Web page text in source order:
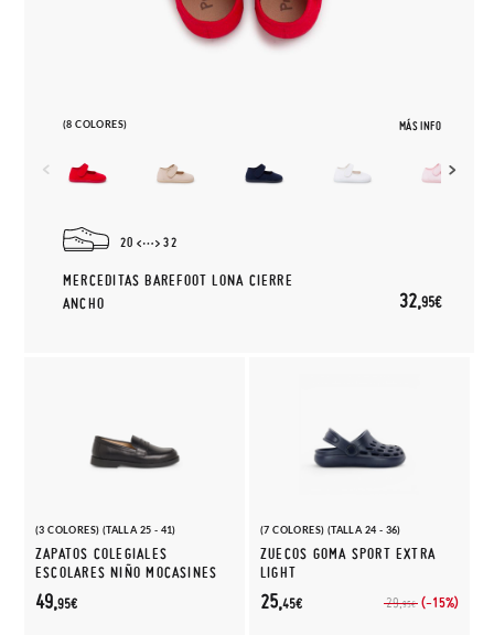
(8 COLORES) MÁS INFO
20 32
MERCEDITAS BAREFOOT LONA CIERRE
ANCHO
32,95€
(3 COLORES) (TALLA 25 - 41)
ZAPATOS COLEGIALES
ESCOLARES NIÑO MOCASINES
49,95€
(7 COLORES) (TALLA 24 - 36)
ZUECOS GOMA SPORT EXTRA
LIGHT
29,95€ (-15%)
25,45€